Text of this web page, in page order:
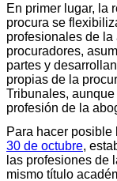
En primer lugar, la
procura se
profesionales de
procuradores,
partes y
propias de la
Tribunales,
profesión de la
Para hacer posible
30 de octubre,
las profesiones de
mismo título